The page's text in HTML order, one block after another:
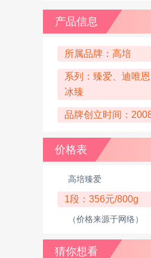
产品信息
所属品牌：高培
系列：臻爱、迪唯恩
冰臻
品牌创立时间：
价格表
高培臻爱
1段：356元/800g
（价格来源于网络）
猜你想看